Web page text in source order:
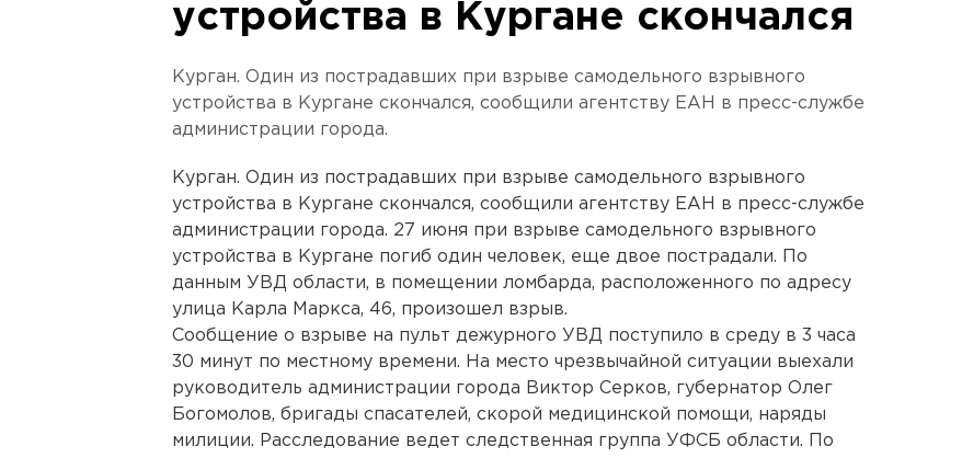
устройства в Кургане скончался
Курган. Один из пострадавших при взрыве самодельного взрывного
устройства в Кургане скончался, сообщили агентству ЕАН в пресс-службе
администрации города.
Курган. Один из пострадавших при взрыве самодельного взрывного
устройства в Кургане скончался, сообщили агентству ЕАН в пресс-службе
администрации города. 27 июня при взрыве самодельного взрывного
устройства в Кургане погиб один человек, еще двое пострадали. По
данным УВД области, в помещении ломбарда, расположенного по адресу
улица Карла Маркса, 46, произошел взрыв.
Сообщение о взрыве на пульт дежурного УВД поступило в среду в 3 часа
30 минут по местному времени. На место чрезвычайной ситуации выехали
руководитель администрации города Виктор Серков, губернатор Олег
Богомолов, бригады спасателей, скорой медицинской помощи, наряды
милиции. Расследование ведет следственная группа УФСБ области. По